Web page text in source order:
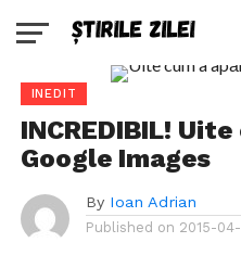
INEDIT
INCREDIBIL!
Google Images
By Ioan Adrian
Published on 2015-